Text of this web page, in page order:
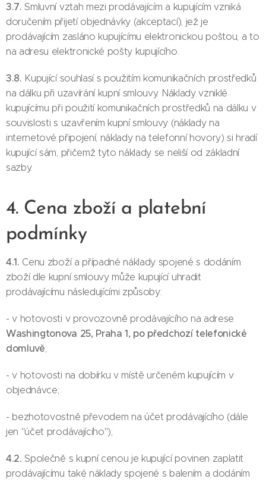
3.7.Smluvní vztah mezi prodávajícím a kupujícím vzniká
doručením přijetí objednávky (akceptací), jež je
prodávajícím zasláno kupujícímu elektronickou poštou, a to
na adresu elektronické pošty kupujícího.
3.8. Kupující souhlasí s použitím komunikačních prostředků
na dálku při uzavírání kupní smlouvy. Náklady vzniklé
kupujícímu při použití komunikačních prostředků na dálku v
souvislosti s uzavřením kupní smlouvy (náklady na
internetové připojení, náklady na telefonní hovory) si hradí
kupující sám, přičemž tyto náklady se neliší od základní
sazby.
4. Cena zboží a platební
podmínky
4.1. Cenu zboží a případné náklady spojené s dodáním
zboží dle kupní smlouvy může kupující uhradit
prodávajícímu následujícími způsoby:
- v hotovosti v provozovně prodávajícího na adrese
Washingtonova 25, Praha 1, po předchozí telefonické
domluvě;
- v hotovosti na dobírku v místě určeném kupujícím v
objednávce;
- bezhotovostně převodem na účet prodávajícího (dále
jen "účet prodávajícího");
4.2.Společně s kupní cenou je kupující povinen zaplatit
prodávajícímu také náklady spojené s balením a dodáním